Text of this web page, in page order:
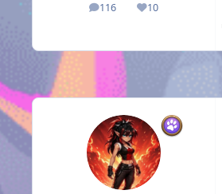
116
posts 10
Reputation